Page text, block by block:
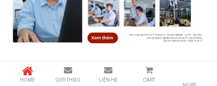
HOME GIỚI THIỆU LIÊN HỆ
CART